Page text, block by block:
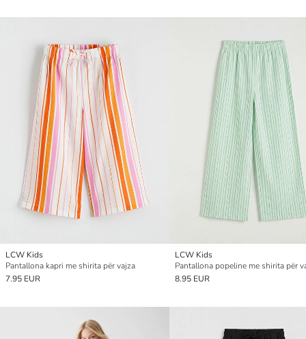
LCW Kids
Pantallona kapri me shirita për vajza
7.95 EUR
LCW Kids
Pantallona popeline me shirita për
8.95 EUR